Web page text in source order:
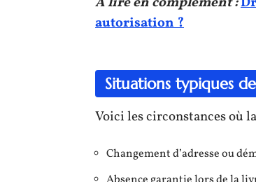
autorisation ?
Situations typiques
Voici les circonstances où
Changement d’adresse ou